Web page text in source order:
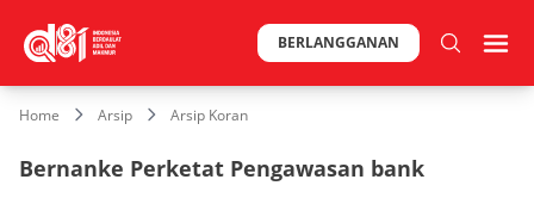
BERLANGGANAN
Home Arsip Arsip Koran
Bernanke Perketat Pengawasan bank